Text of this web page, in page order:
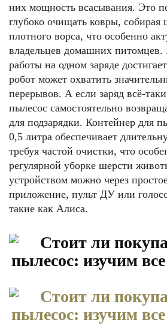
них мощность всасывания. Это
глубоко очищать ковры, собирая
плотного ворса, что особенно
владельцев домашних питомцев.
работы на одном заряде
робот может охватить
перерывов. А если заряд всё-
пылесос самостоятельно
для подзарядки. Контейнер для
0,5 литра обеспечивает
требуя частой очистки, что
регулярной уборке шерсти
устройством можно через
приложение, пульт ДУ или
такие как Алиса.